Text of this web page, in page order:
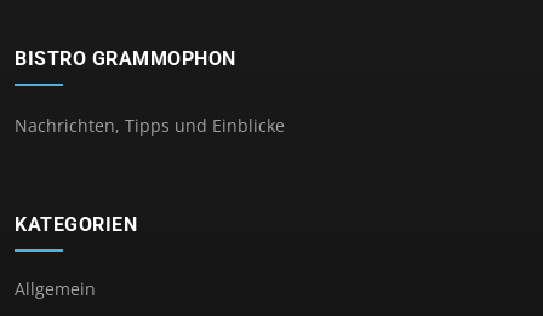
BISTRO GRAMMOPHON
Nachrichten, Tipps und Einblicke
KATEGORIEN
Allgemein